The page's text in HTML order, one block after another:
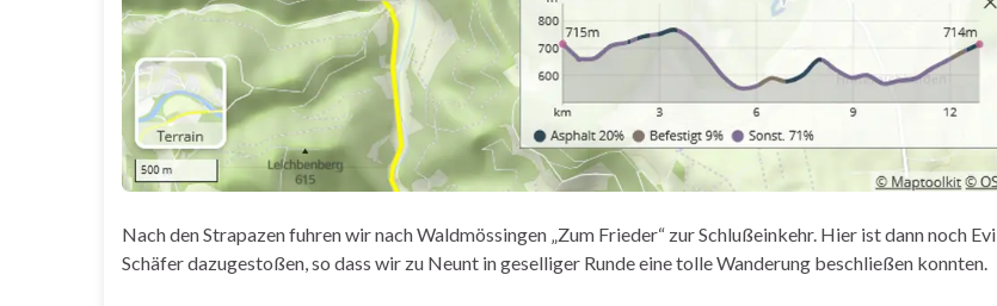
Nach den Strapazen fuhren wir nach Waldmössingen „Zum Frieder“ zur Schlußeinkehr. Hier ist dann noch Evi
Schäfer dazugestoßen, so dass wir zu Neunt in geselliger Runde eine tolle Wanderung beschließen konnten.